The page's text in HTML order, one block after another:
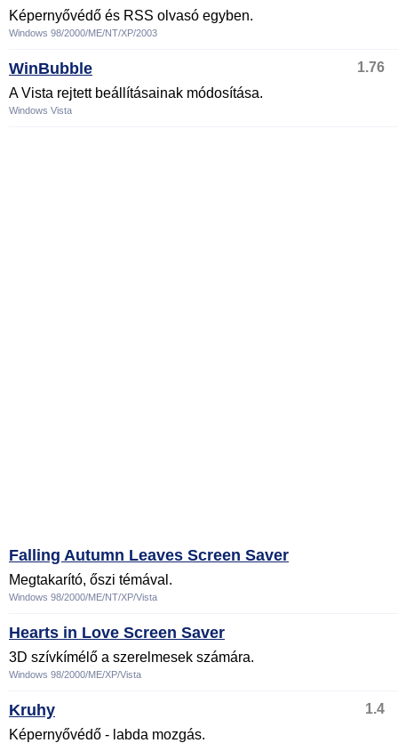
Képernyővédő és RSS olvasó egyben.
Windows 98/2000/ME/NT/XP/2003
WinBubble
1.76
A Vista rejtett beállításainak módosítása.
Windows Vista
Falling Autumn Leaves Screen Saver
Megtakarító, őszi témával.
Windows 98/2000/ME/NT/XP/Vista
Hearts in Love Screen Saver
3D szívkímélő a szerelmesek számára.
Windows 98/2000/ME/XP/Vista
Kruhy
1.4
Képernyővédő - labda mozgás.